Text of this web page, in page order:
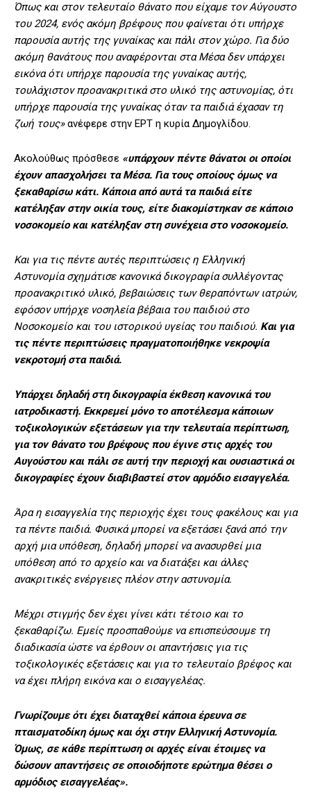
Όπως και στον τελευταίο θάνατο που είχαμε τον Αύγουστο
του 2024, ενός ακόμη βρέφους που φαίνεται ότι υπήρχε
παρουσία αυτής της γυναίκας και πάλι στον χώρο. Για δύο
ακόμη θανάτους που αναφέρονται στα Μέσα δεν υπάρχει
εικόνα ότι υπήρχε παρουσία της γυναίκας αυτής,
τουλάχιστον προανακριτικά στο υλικό της αστυνομίας, ότι
υπήρχε παρουσία της γυναίκας όταν τα παιδιά έχασαν τη
ζωή τους»ανέφερε στην ΕΡΤ η κυρία Δημογλίδου.
Ακολούθως πρόσθεσε «υπάρχουν πέντε θάνατοι οι οποίοι
έχουν απασχολήσει τα Μέσα. Για τους οποίους όμως να
ξεκαθαρίσω κάτι. Κάποια από αυτά τα παιδιά είτε
κατέληξαν στην οικία τους, είτε διακομίστηκαν σε κάποιο
νοσοκομείο και κατέληξαν στη συνέχεια στο νοσοκομείο.
Και για τις πέντε αυτές περιπτώσεις η Ελληνική
Αστυνομία σχημάτισε κανονικά δικογραφία συλλέγοντας
προανακριτικό υλικό, βεβαιώσεις των θεραπόντων ιατρών,
εφόσον υπήρχε νοσηλεία βέβαια του παιδιού στο
Νοσοκομείο και του ιστορικού υγείας του παιδιού. Και για
τις πέντε περιπτώσεις πραγματοποιήθηκε νεκροψία
νεκροτομή στα παιδιά.
Υπάρχει δηλαδή στη δικογραφία έκθεση κανονικά του
ιατροδικαστή. Εκκρεμεί μόνο το αποτέλεσμα κάποιων
τοξικολογικών εξετάσεων για την τελευταία περίπτωση,
για τον θάνατο του βρέφους που έγινε στις αρχές του
Αυγούστου και πάλι σε αυτή την περιοχή και ουσιαστικά οι
δικογραφίες έχουν διαβιβαστεί στον αρμόδιο εισαγγελέα.
Άρα η εισαγγελία της περιοχής έχει τους φακέλους και για
τα πέντε παιδιά. Φυσικά μπορεί να εξετάσει ξανά από την
αρχή μια υπόθεση, δηλαδή μπορεί να ανασυρθεί μια
υπόθεση από το αρχείο και να διατάξει και άλλες
ανακριτικές ενέργειες πλέον στην αστυνομία.
Μέχρι στιγμής δεν έχει γίνει κάτι τέτοιο και το
ξεκαθαρίζω. Εμείς προσπαθούμε να επισπεύσουμε τη
διαδικασία ώστε να έρθουν οι απαντήσεις για τις
τοξικολογικές εξετάσεις και για το τελευταίο βρέφος και
να έχει πλήρη εικόνα και ο εισαγγελέας.
Γνωρίζουμε ότι έχει διαταχθεί κάποια έρευνα σε
πταισματοδίκη όμως και όχι στην Ελληνική Αστυνομία.
Όμως, σε κάθε περίπτωση οι αρχές είναι έτοιμες να
δώσουν απαντήσεις σε οποιοδήποτε ερώτημα θέσει ο
αρμόδιος εισαγγελέας».